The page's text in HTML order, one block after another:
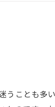
うことも多